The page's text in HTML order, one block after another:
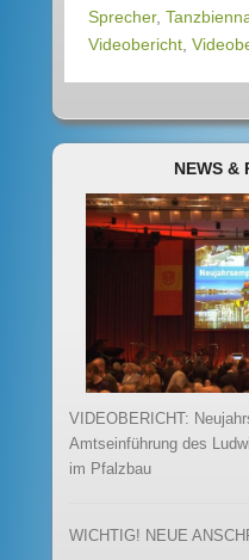
Sprecher,
Videobericht
NEWS &
VIDEOBERICHT:
Amtseinführung des
im Pfalzbau
WICHTIG! NEUE